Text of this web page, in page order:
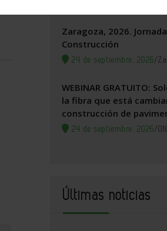
Zaragoza, 2026.
Construcción
24 de septiembre, 2026/
WEBINAR GRATUITO:
la fibra que está
construcción de
24 de septiembre, 2026/
Últimas noticias